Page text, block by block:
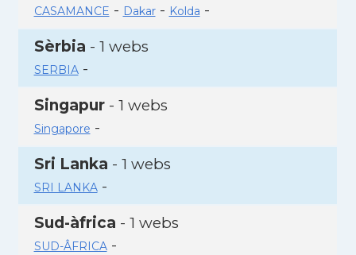
CASAMANCE - Dakar- Kolda -
Sèrbia - 1 webs
SERBIA-
Singapur- 1 webs
Singapore -
Sri Lanka - 1 webs
SRI LANKA-
Sud-àfrica - 1 webs
SUD-ÂFRICA-